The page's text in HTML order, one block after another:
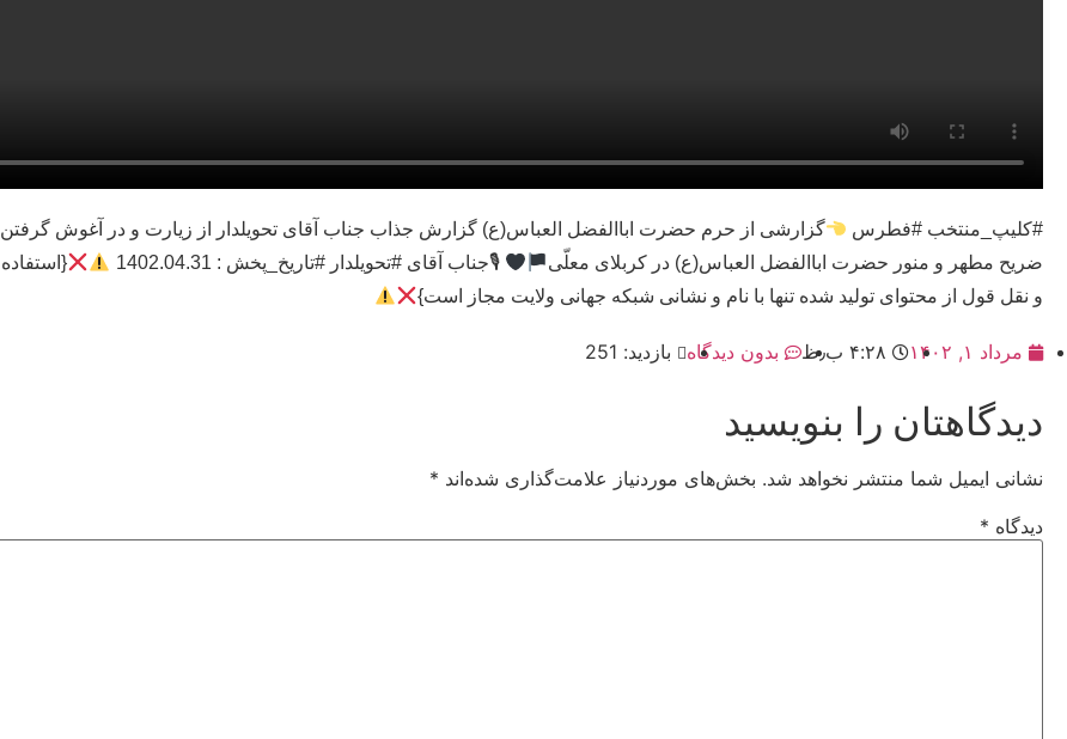
#کلیپ_منتخب #فطرس
گزارشی از حرم حضرت اباالفضل العباس(ع) گزارش جذاب جناب آقای تحویلدار از زیارت و در آغوش گرفتن
ضریح مطهر و منور حضرت اباالفضل العباس(ع) در کربلای معلّی
🎙جناب آقای #تحویلدار #تاریخ_پخش : 1402.04.31
{استفاده
و نقل قول از محتوای تولید شده تنها با نام و نشانی شبکه جهانی ولایت مجاز است}
مرداد ۱, ۱۴۰۲ ۴:۲۸ ب٫ظ بدون دیدگاه بازدید: 251
دیدگاهتان را بنویسید
نشانی ایمیل شما منتشر نخواهد شد. بخش‌های موردنیاز علامت‌گذاری شده‌اند *
دیدگاه *